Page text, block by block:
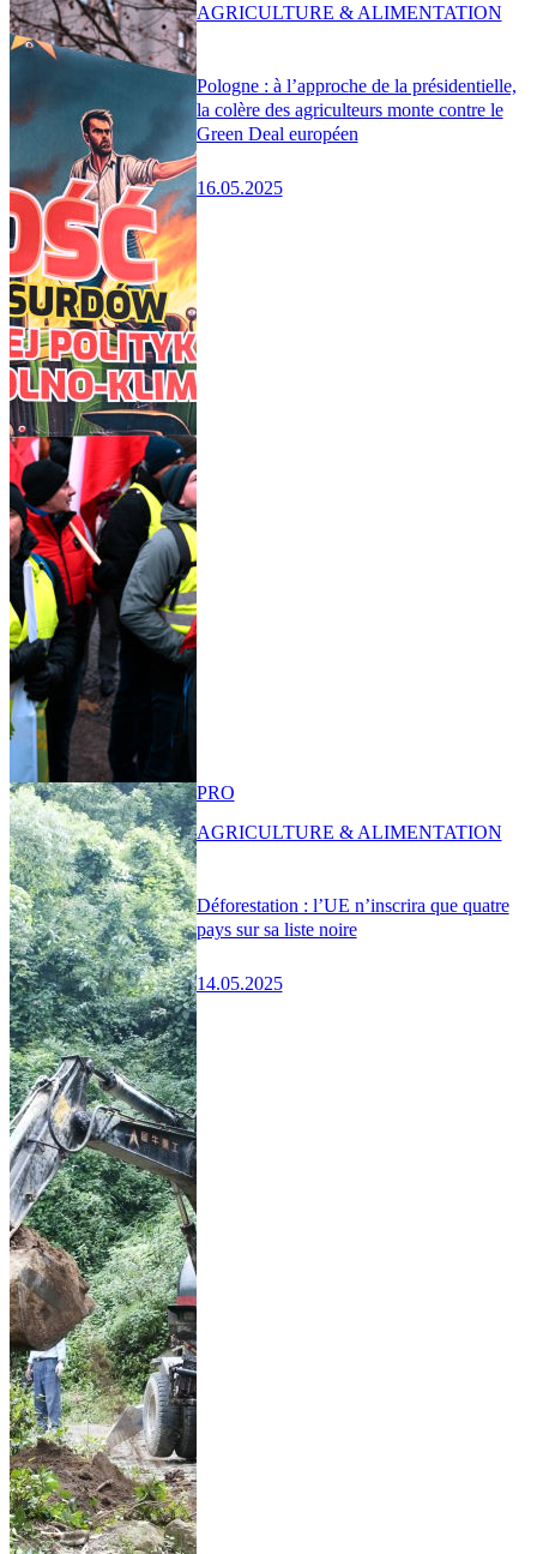
Pologne : à l’approche de la présidentielle,
la colère des agriculteurs monte contre le
Green Deal européen
16.05.2025
AGRICULTURE & ALIMENTATION
Déforestation : l’UE n’inscrira que quatre
pays sur sa liste noire
14.05.2025
PRO
AGRICULTURE & ALIMENTATION